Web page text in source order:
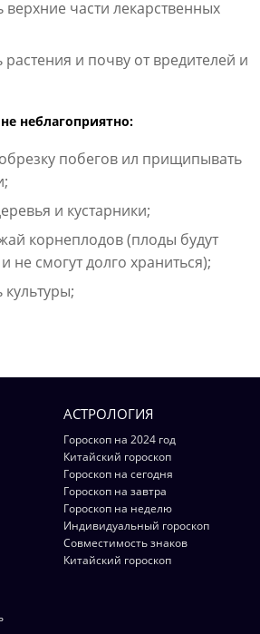
верхние части лекарственных
и почву от вредителей и
неблагоприятно:
побегов ил прищипывать
и кустарники;
корнеплодов (плоды будут
не смогут долго храниться);
АСТРОЛОГИЯ
Гороскоп на 2024 год
Китайский гороскоп
Гороскоп на сегодня
Гороскоп на завтра
Гороскоп на неделю
Индивидуальный гороскоп
Совместимость знаков
Китайский гороскоп